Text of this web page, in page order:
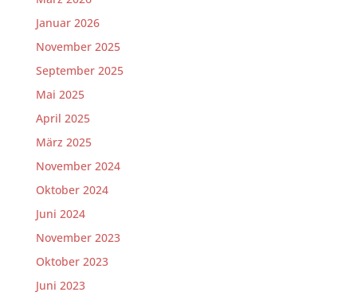
Januar 2026
November 2025
September 2025
Mai 2025
April 2025
März 2025
November 2024
Oktober 2024
Juni 2024
November 2023
Oktober 2023
Juni 2023